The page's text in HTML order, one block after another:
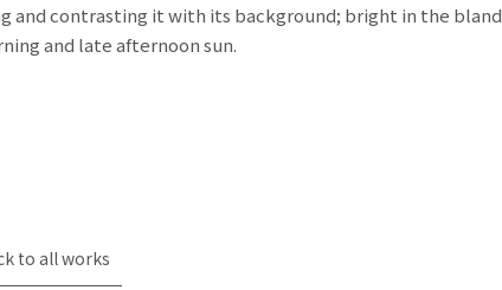
and contrasting it with its background; bright in the bland
and late afternoon sun.
to all works